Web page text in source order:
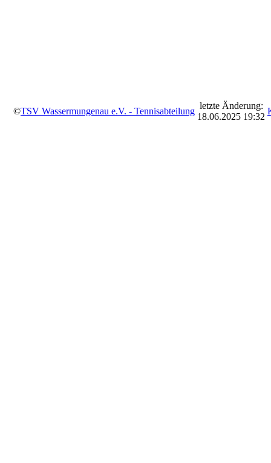
©TSV Wassermungenau e.V. - Tennisabteilung
letzte Änderung:
18.06.2025 19:32